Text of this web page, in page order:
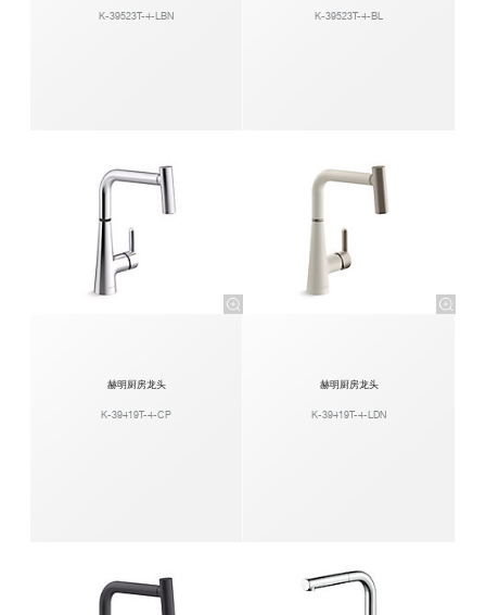
K-39523T-4-LBN K-39523T-4-BL
赫明厨房龙头
K-39419T-4-CP
赫明厨房龙头
K-39419T-4-LDN